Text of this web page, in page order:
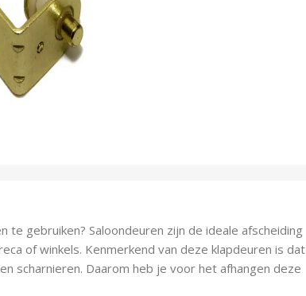
te gebruiken? Saloondeuren zijn de ideale afscheiding
of winkels. Kenmerkend van deze klapdeuren is dat
scharnieren. Daarom heb je voor het afhangen deze